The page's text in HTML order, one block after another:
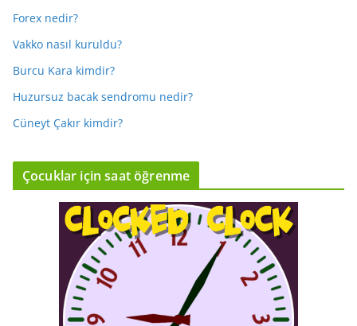
Forex nedir?
Vakko nasıl kuruldu?
Burcu Kara kimdir?
Huzursuz bacak sendromu nedir?
Cüneyt Çakır kimdir?
Çocuklar için saat öğrenme